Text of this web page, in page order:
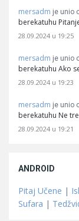
mersadm je unio
berekatuhu
28.09.2024 u 19:25
mersadm je unio
berekatuhu Ako
28.09.2024 u 19:23
mersadm je unio
berekatuhu Ne
28.09.2024 u 19:21
ANDROID
Pitaj Učene |
Sufara |